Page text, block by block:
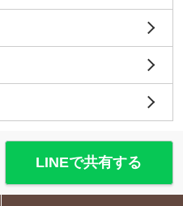
LINEで共有する